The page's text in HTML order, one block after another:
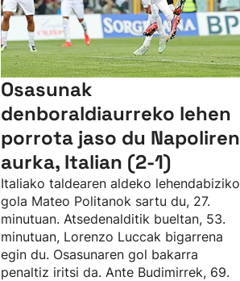
Osasunak
denboraldiaurreko lehen
porrota jaso du Napoliren
aurka, Italian (2-1)
Italiako taldearen aldeko lehendabiziko
gola Mateo Politanok sartu du, 27.
minutuan. Atsedenalditik bueltan, 53.
minutuan, Lorenzo Luccak bigarrena
egin du. Osasunaren gol bakarra
penaltiz iritsi da. Ante Budimirrek, 69.